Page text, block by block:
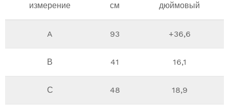
измерение см дюймовый
A 93 +36,6
В 41 16,1
С 48 18,9